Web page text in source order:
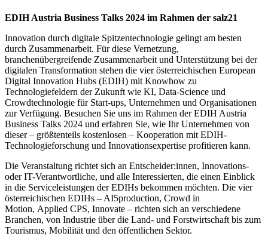
EDIH Austria Business Talks 2024 im Rahmen der salz21
Innovation durch digitale Spitzentechnologie gelingt am besten
durch Zusammenarbeit. Für diese Vernetzung,
branchenübergreifende Zusammenarbeit und Unterstützung bei der
digitalen Transformation stehen die vier österreichischen European
Digital Innovation Hubs (EDIH) mit Knowhow zu
Technologiefeldern der Zukunft wie KI, Data-Science und
Crowdtechnologie für Start-ups, Unternehmen und Organisationen
zur Verfügung. Besuchen Sie uns im Rahmen der EDIH Austria
Business Talks 2024 und erfahren Sie, wie Ihr Unternehmen von
dieser – größtenteils kostenlosen – Kooperation mit EDIH-
Technologieforschung und Innovationsexpertise profitieren kann.
Die Veranstaltung richtet sich an Entscheider:innen, Innovations-
oder IT-Verantwortliche, und alle Interessierten, die einen Einblick
in die Serviceleistungen der EDIHs bekommen möchten. Die vier
österreichischen EDIHs – AI5production, Crowd in
Motion, Applied CPS, Innovate – richten sich an verschiedene
Branchen, von Industrie über die Land- und Forstwirtschaft bis zum
Tourismus, Mobilität und den öffentlichen Sektor.